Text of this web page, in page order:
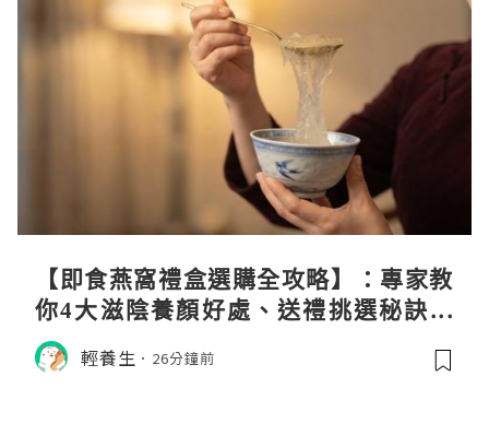
【即食燕窩禮盒選購全攻略】：專家教
你4大滋陰養顏好處、送禮挑選秘訣與
日常食用心得
輕養生 26分鐘前